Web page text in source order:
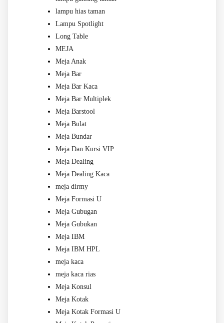
lampu hias taman
Lampu Spotlight
Long Table
MEJA
Meja Anak
Meja Bar
Meja Bar Kaca
Meja Bar Multiplek
Meja Barstool
Meja Bulat
Meja Bundar
Meja Dan Kursi VIP
Meja Dealing
Meja Dealing Kaca
meja dirmy
Meja Formasi U
Meja Gubugan
Meja Gubukan
Meja IBM
Meja IBM HPL
meja kaca
meja kaca rias
Meja Konsul
Meja Kotak
Meja Kotak Formasi U